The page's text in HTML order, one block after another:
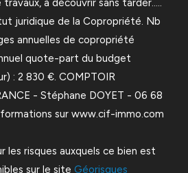
juridique de la Copropriété. Nb
annuelles de copropriété
quote-part du budget
: 2 830 €. COMPTOIR
- Stéphane DOYET - 06 68
sur www.cif-immo.com
les risques auxquels ce bien est
sur le site Géorisques